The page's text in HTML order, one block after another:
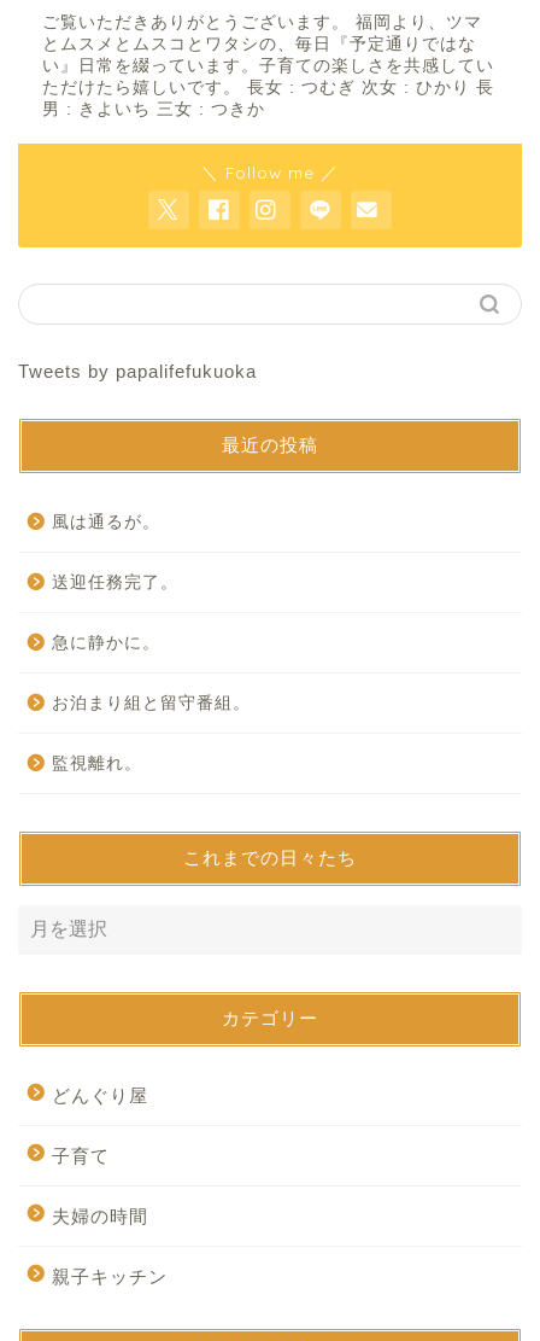
ご覧いただきありがとうございます。 福岡より、ツマ
とムスメとムスコとワタシの、毎日『予定通りではな
い』日常を綴っています。子育ての楽しさを共感してい
ただけたら嬉しいです。 長女 : つむぎ 次女 : ひかり 長
男 : きよいち 三女 : つきか
＼ Follow me ／
Tweets by papalifefukuoka
最近の投稿
風は通るが。
送迎任務完了。
急に静かに。
お泊まり組と留守番組。
監視離れ。
これまでの日々たち
カテゴリー
どんぐり屋
子育て
夫婦の時間
親子キッチン